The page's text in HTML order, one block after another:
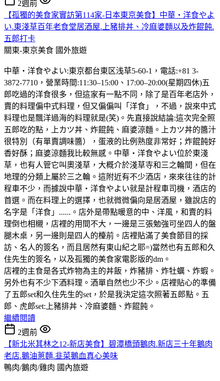
2週前
【孤獨的美食家實訪第114家-日本東京美食】中華・洋食やよ
い.東淺草百年老食堂居酒屋.上豬排丼、冷麻婆麵以及炸餛飩.
五郎打卡
關東-東京美食 國外旅遊
中華・洋食やよい:東京都台東区浅草5-60-1，電話:+81 3-
3872-7710，營業時間:11:30–15:00、17:00–20:00(星期四休)五
郎吃過的洋食很多，但這家有一點不同，除了是百年老店外，
賣的料理偏中式料理，但又偏偏叫「洋食」，不過，說來中式
料理也是飄洋過海的料理就是(笑)。先直接說結論:這次完全照
五郎吃的點，上カツ丼、炸餛飩、麻婆涼麵。上カツ丼的醬汁
很特別（有單賣調味醬），蛋液的比例熟度非常好；炸餛飩好
香好酥；麻婆涼麵我比較無感。中華・洋食やよい位於東淺
草，也有人管它叫奧淺草，大概介於淺草寺和三之輪間，但在
地理的分類上屬於三之輪。這附近有不少酒店，來來往往的計
程車不少，而據說中華・洋食やよい就是計程車司機，酒店的
首選。而在料理上的選擇，也就微微偏向是居酒屋，雖說店的
名字是「洋食」......。店外是帶點暖意的中、洋風，和賣的料
理倒也相櫬，店裡的用間不大，一邊是三張勉強可坐四人的盤
腿木桌，另一邊則是四人的檯前。店裡貼滿了美食節目的採
訪、名人的簽名，而且居然有東山紀之耶=)當然也有五郎和久
住先生的簽名，以及孤獨的美食家電影版的dm。
店裡的主食是各式炸物為主的丼飯，炸豬排、炸牡蠣、炸蝦。
另外也有不少下酒料理。酒單自然也少不少。店裡貼心的準備
了五郎set和久住先生的set，於是我決定這次照著五郎點。五
郎、虎郎set:上豬排丼、冷麻婆麵、炸餛飩。
繼續閱讀
2週前
【新北米其林之12-新店美食】碧潭橋頭鵝肉.新店三十年鵝肉
老店.鵝油蔥麵.韭菜鵝血真心美味
鴨肉/鵝肉/雞肉 國內旅遊